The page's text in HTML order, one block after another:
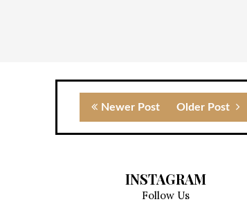
Newer Post Older Post
INSTAGRAM
Follow Us